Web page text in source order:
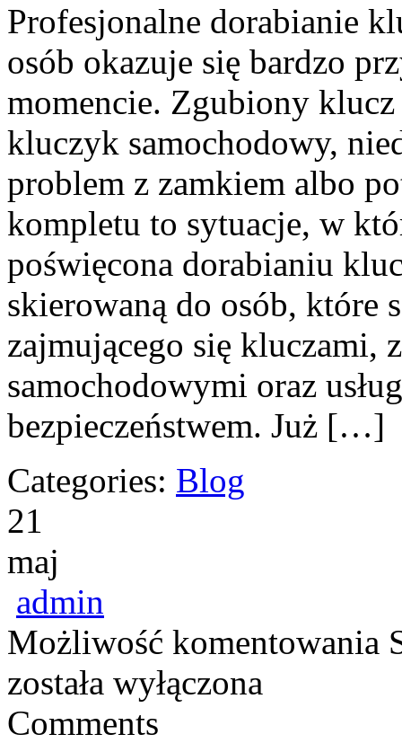
Profesjonalne dorabianie
osób okazuje się bardzo
momencie. Zgubiony
kluczyk samochodowy,
problem z zamkiem albo
kompletu to sytuacje, w
poświęcona dorabianiu
skierowaną do osób, które
zajmującego się kluczami,
samochodowymi oraz
bezpieczeństwem. Już […]
Categories: Blog
21
maj
admin
Możliwość komentowania
została wyłączona
Comments